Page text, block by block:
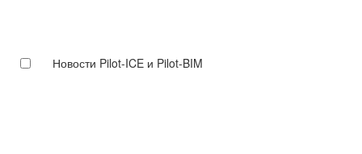
Новости Pilot-ICE и Pilot-BIM